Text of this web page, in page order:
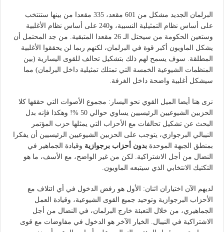
البرلمان الجديد مشكل من 601 مقعد، 335 مقعدا من بينها ستنتخب
على أساس نظام التمثيلية النسبية، و240 على أساس نظام الأغلبية
وستعين الحكومة من سيحتل الـ 26 مقعدا المتبقية. من جد المحتمل أن
يشكل الماويون أكبر قوة في البرلمان، لكنهم ربما لن يحققوا الأغلبية
المطلقة. سوف يسمح لهم ذلك بتشكيل تحالف للقوى اليسارية (بين
المنظمات الشيوعية الخمسة التي تمتلك تمثيلية داخل البرلمان) مما
سيشكل أغلبية واضحة داخل الغرفة.
نرى هنا أيضا الميل القوي نحو اليسار: مجموع الأصوات التي حققها كلا
الحزبين الشيوعيين الرئيسيين يساوي حوالي 50 %! وهكذا فإنه بدل
البحث عن تشكيل تحالفات مع الأحزاب التي يمثلها حزب المؤتمر
النيبالي البرجوازي، يتوجب على الحزبين الشيوعيين الرئيسيين أن يفكرا
بمنطق الجبهة الموحدةبدون أحزاب برجوازية وقيادة الجماهير في
النضال من أجل الاشتراكية. لكن من غير الواضح، مع الأسف، ما هو
التكتيك الانتخابي الذي سيتبعه الماويون.
لديهم الآن اختياران اثنان: الأول هو رفض الدخول في أي ائتلاف مع
الأحزاب البرجوازية وتوحيد جميع القوى الشيوعية، وقيادة العمل
الجماهيري، من خلال التعبئة خارج البرلمان، في النضال من أجل
الاشتراكية في النيبال. الخيار الآخر هو الدخول في مفاوضات مع قوى